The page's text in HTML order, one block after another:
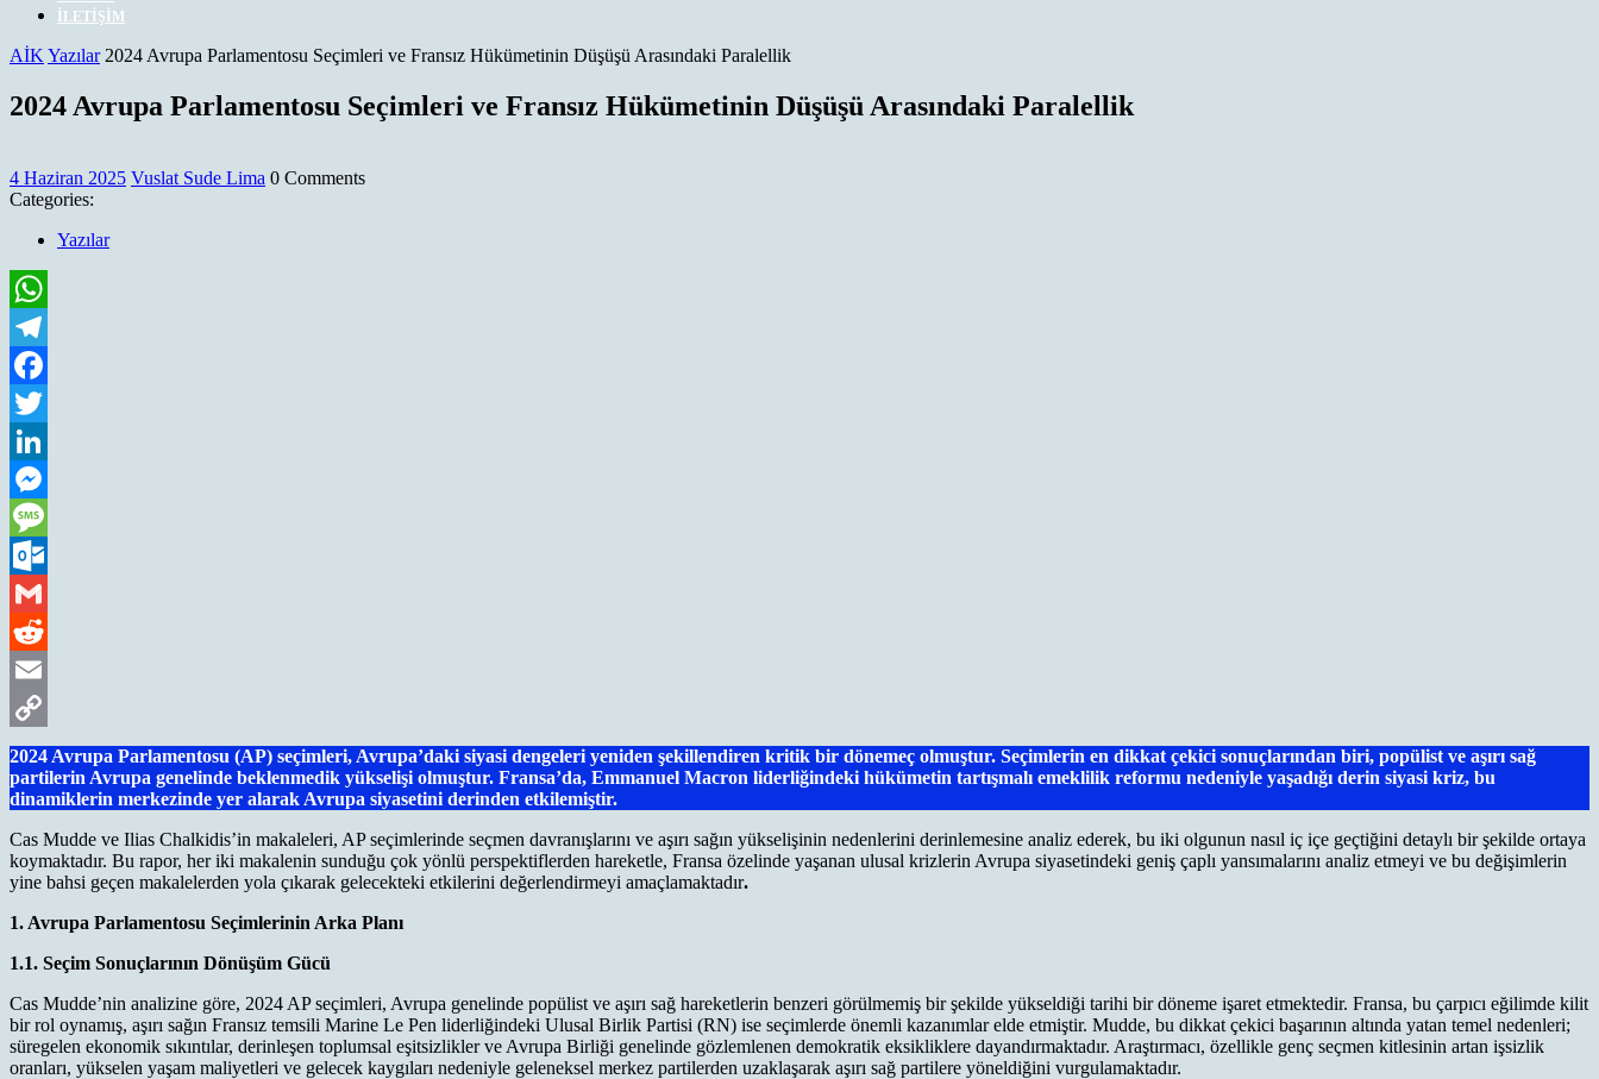
İLETIŞIM
CLOSE
AİK Yazılar2024 Avrupa Parlamentosu Seçimleri ve Fransız Hükümetinin Düşüşü Arasındaki Paralellik
2024 Avrupa Parlamentosu Seçimleri ve Fransız Hükümetinin Düşüşü Arasındaki Paralellik
4 Haziran 20254Vuslat Sude Lima Vuslat
0 Comments
Categories:
Yazılar
WhatsApp
Telegram
Facebook
Twitter
LinkedIn
Messenger
Message
Outlook.com
Gmail
Reddit
Email
Copy
Link
2024 Avrupa Parlamentosu (AP) seçimleri, Avrupa’daki siyasi dengeleri yeniden şekillendiren kritik bir dönemeç olmuştur. Seçimlerin en dikkat çekici sonuçlarından biri, popülist ve aşırı sağ
partilerin Avrupa genelinde beklenmedik yükselişi olmuştur. Fransa’da, Emmanuel Macron liderliğindeki hükümetin tartışmalı emeklilik reformu nedeniyle yaşadığı derin siyasi kriz, bu
dinamiklerin merkezinde yer alarak Avrupa siyasetini derinden etkilemiştir.
Cas Mudde ve Ilias Chalkidis’in makaleleri, AP seçimlerinde seçmen davranışlarını ve aşırı sağın yükselişinin nedenlerini derinlemesine analiz ederek, bu iki olgunun nasıl iç içe geçtiğini detaylı bir şekilde ortaya
koymaktadır. Bu rapor, her iki makalenin sunduğu çok yönlü perspektiflerden hareketle, Fransa özelinde yaşanan ulusal krizlerin Avrupa siyasetindeki geniş çaplı yansımalarını analiz etmeyi ve bu değişimlerin
yine bahsi geçen makalelerden yola çıkarak gelecekteki etkilerini değerlendirmeyi amaçlamaktadır.
1. Avrupa Parlamentosu Seçimlerinin Arka Planı
1.1. Seçim Sonuçlarının Dönüşüm Gücü
Cas Mudde’nin analizine göre, 2024 AP seçimleri, Avrupa genelinde popülist ve aşırı sağ hareketlerin benzeri görülmemiş bir şekilde yükseldiği tarihi bir döneme işaret etmektedir. Fransa, bu çarpıcı eğilimde kilit
bir rol oynamış, aşırı sağın Fransız temsili Marine Le Pen liderliğindeki Ulusal Birlik Partisi (RN) ise seçimlerde önemli kazanımlar elde etmiştir. Mudde, bu dikkat çekici başarının altında yatan temel nedenleri;
süregelen ekonomik sıkıntılar, derinleşen toplumsal eşitsizlikler ve Avrupa Birliği genelinde gözlemlenen demokratik eksikliklere dayandırmaktadır. Araştırmacı, özellikle genç seçmen kitlesinin artan işsizlik
oranları, yükselen yaşam maliyetleri ve gelecek kaygıları nedeniyle geleneksel merkez partilerden uzaklaşarak aşırı sağ partilere yöneldiğini vurgulamaktadır.